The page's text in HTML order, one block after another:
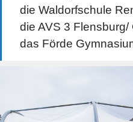
die Waldorfschule
die AVS 3
das Förde